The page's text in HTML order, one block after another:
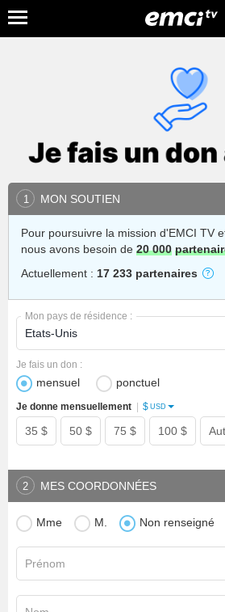
1 MON SOUTIEN
Pour poursuivre la mission d'EMCI TV
nous avons besoin de 20 000
Actuellement : 17 233 partenaires
Mon pays de résidence :
mensuel ponctuel
Je fais un don :
35 $ 50 $ 75 $ 100 $
Je donne mensuellement $ USD
2 MES COORDONNÉES
Mme M. Non renseigné
Prénom